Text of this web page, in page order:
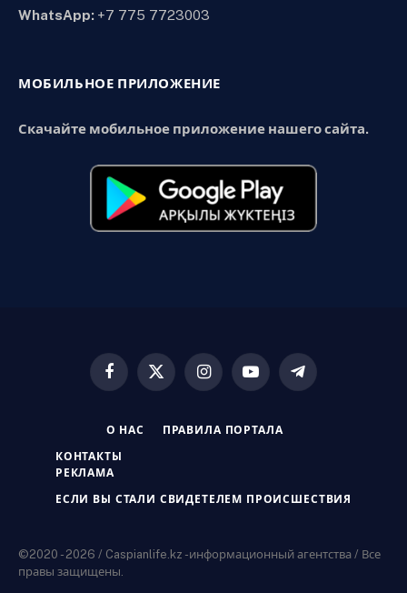
WhatsApp: +7 775 7723003
МОБИЛЬНОЕ ПРИЛОЖЕНИЕ
Скачайте мобильное приложение нашего сайта.
Facebook
X
InstagramYouTubeTelegram
О НАС ПРАВИЛА ПОРТАЛА
КОНТАКТЫ
РЕКЛАМА
ЕСЛИ ВЫ СТАЛИ СВИДЕТЕЛЕМ ПРОИСШЕСТВИЯ
©2020 - 2026 / Caspianlife.kz -информационный агентства / Все
правы защищены.